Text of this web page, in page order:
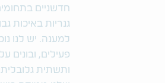
חדשניים
גנריות באיכות
למענה. יש לנו
ותשתית